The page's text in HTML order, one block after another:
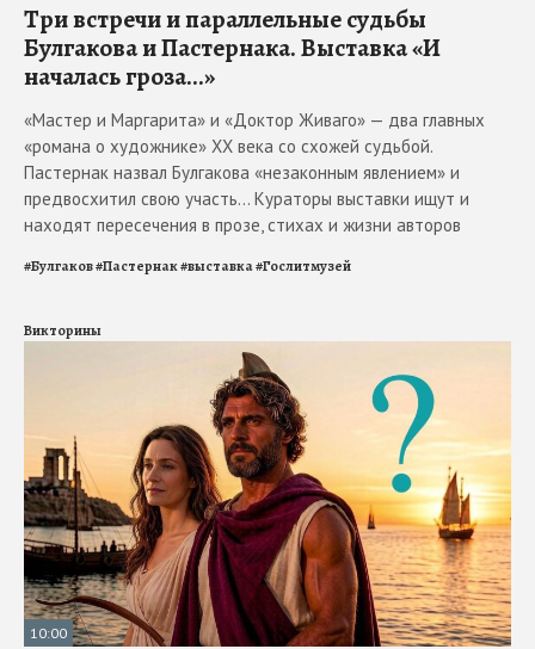
Три встречи и параллельные судьбы
Булгакова и Пастернака. Выставка «И
началась гроза...»
«Мастер и Маргарита» и «Доктор Живаго» — два главных
«романа о художнике» ХХ века со схожей судьбой.
Пастернак назвал Булгакова «незаконным явлением» и
предвосхитил свою участь... Кураторы выставки ищут и
находят пересечения в прозе, стихах и жизни авторов
#Булгаков#Пастернак#выставка#Гослитмузей
Викторины
10:00